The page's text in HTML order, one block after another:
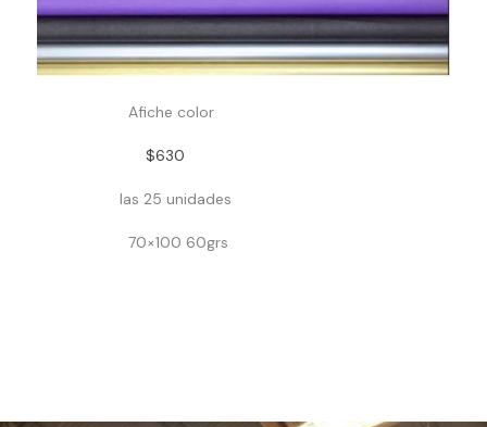
Afiche color
$630
las 25 unidades
70×100 60grs